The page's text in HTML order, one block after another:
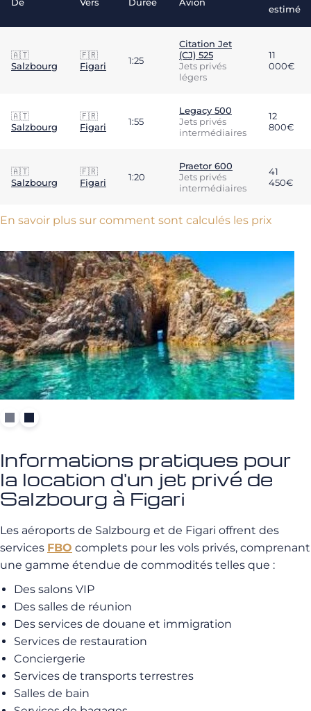
estimé
🇦🇹
Salzbourg
🇫🇷
Figari
1:25
Citation Jet
(CJ) 525
Jets privés
légers
11
000€
🇦🇹
Salzbourg
🇫🇷
Figari
1:55
Legacy 500
Jets privés
intermédiaires
12
800€
🇦🇹
Salzbourg
🇫🇷
Figari
1:20
Praetor 600
Jets privés
intermédiaires
41
450€
En savoir plus sur comment sont calculés les prix
Informations pratiques pour
la location d'un jet privé de
Salzbourg à Figari
Les aéroports de Salzbourg et de Figari offrent des
services FBO complets pour les vols privés, comprenant
une gamme étendue de commodités telles que :
Des salons VIP
Des salles de réunion
Des services de douane et immigration
Services de restauration
Conciergerie
Services de transports terrestres
Salles de bain